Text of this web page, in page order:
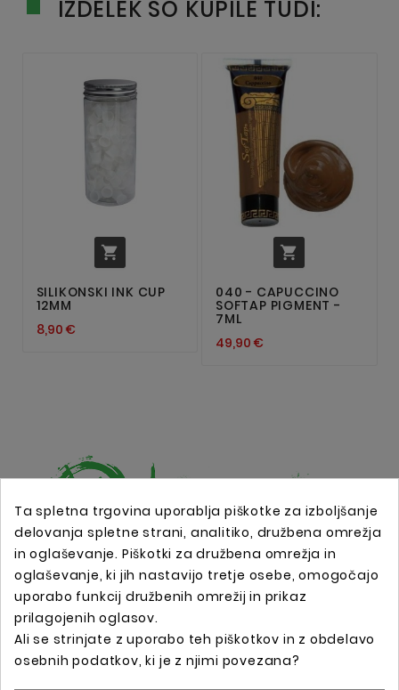
IZDELEK SO KUPILE TUDI:

SILIKONSKI INK CUP
12MM
8,90 €

040 - CAPUCCINO
SOFTAP PIGMENT -
7ML
49,90 €
Spletna trgovina s profesionalno tattoo opremo !
Podatki O Trgovini 
Ta spletna trgovina uporablja piškotke za izboljšanje
delovanja spletne strani, analitiko, družbena omrežja
in oglaševanje. Piškotki za družbena omrežja in
oglaševanje, ki jih nastavijo tretje osebe, omogočajo
uporabo funkcij družbenih omrežij in prikaz
prilagojenih oglasov.
Ali se strinjate z uporabo teh piškotkov in z obdelavo
osebnih podatkov, ki je z njimi povezana?